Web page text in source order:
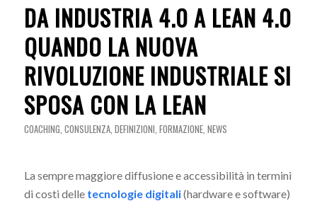
DA INDUSTRIA 4.0 A LEAN 4.0
QUANDO LA NUOVA
RIVOLUZIONE INDUSTRIALE SI
SPOSA CON LA LEAN
COACHING, CONSULENZA, DEFINIZIONI, FORMAZIONE, NEWS
La sempre maggiore diffusione e accessibilità in termini
di costi delle tecnologie digitali(hardware e software)